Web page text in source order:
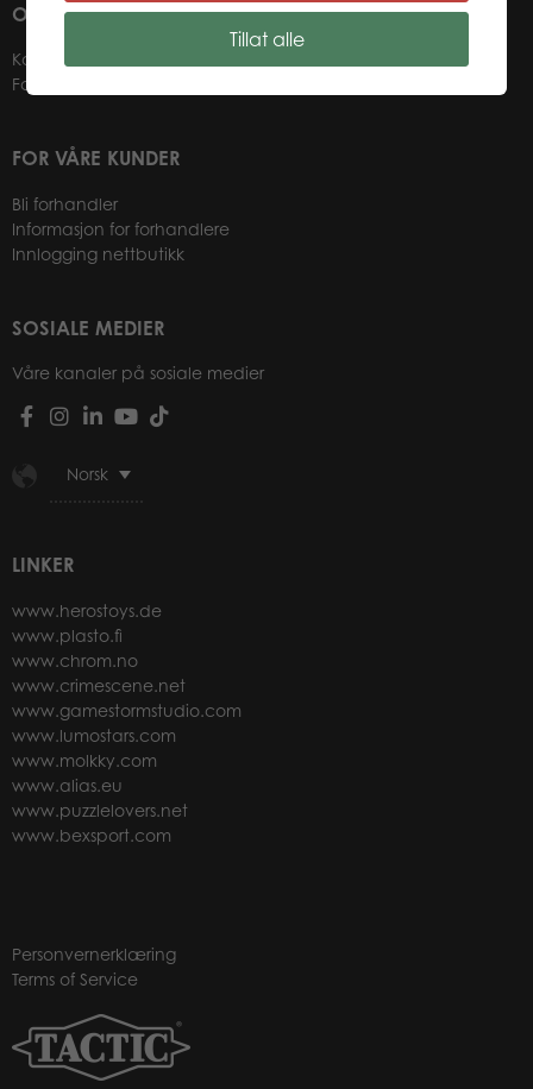
OM OSS
Kontakter
Forhandlere
FOR VÅRE KUNDER
Bli forhandler
Informasjon for forhandlere
Innlogging nettbutikk
SOSIALE MEDIER
Våre kanaler på sosiale medier
Norsk
LINKER
www.herostoys.de
www.plasto.fi
www.chrom.no
www.crimescene.net
www.gamestormstudio.com
www.lumostars.com
www.molkky.com
www.alias.eu
www.puzzlelovers.net
www.bexsport.com
Personvernerklæring
Terms of Service
Tillat alle